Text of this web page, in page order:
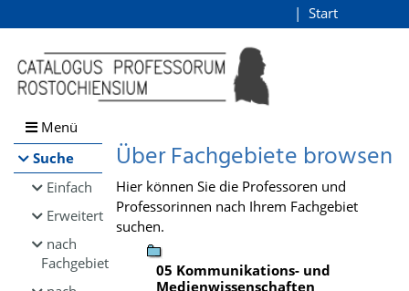
Browsen
direkt zum Inhalt
Start
Menü
Suche
Einfach
Erweitert
nach
Fachgebiet
Über Fachgebiete browsen
Hier können Sie die Professoren und
Professorinnen nach Ihrem Fachgebiet
suchen.
05 Kommunikations- und
Medienwissenschaften